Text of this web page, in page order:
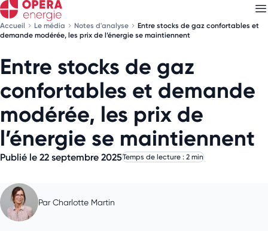
Accueil Le média Notes d'analyse
Entre stocks de gaz confortables et
demande modérée, les prix de l’énergie se maintiennent
Entre stocks de gaz
confortables et demande
modérée, les prix de
l’énergie se maintiennent
Publié le 22 septembre 2025Temps de lecture : 2 min
Par Charlotte Martin
Découvrez nosnewsletters
Choisissez les newsletters qui vous intéressent